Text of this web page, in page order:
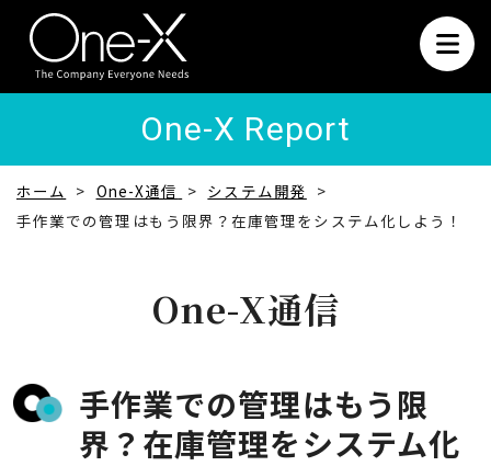
One-X Report
ホーム One-X通信
システム開発
手作業での管理はもう限界？在庫管理をシステム化しよう！
One-X通信
手作業での管理はもう限
界？在庫管理をシステム化